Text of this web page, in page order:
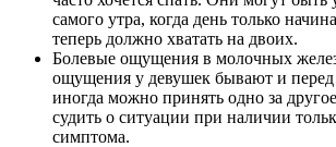
самого утра, когда день только
теперь должно хватать на двоих.
Болевые ощущения в молочных
ощущения у девушек бывают и перед
иногда можно принять одно за
судить о ситуации при наличии
симптома.